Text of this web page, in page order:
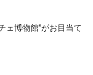
ェ博物館”がお目当て